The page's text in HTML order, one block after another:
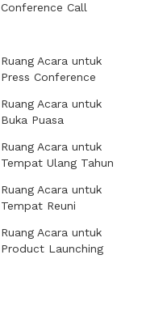
Conference Call
Ruang Acara untuk
Press Conference
Ruang Acara untuk
Buka Puasa
Ruang Acara untuk
Tempat Ulang Tahun
Ruang Acara untuk
Tempat Reuni
Ruang Acara untuk
Product Launching